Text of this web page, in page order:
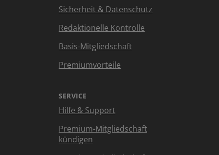
Sicherheit & Datenschutz
Redaktionelle Kontrolle
Basis-Mitgliedschaft
Premiumvorteile
SERVICE
Hilfe & Support
Premium-Mitgliedschaft
kündigen